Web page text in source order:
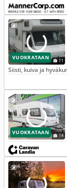
VUOKRATAAN 11
Siisti, kuiva ja
VUOKRATAAN 14